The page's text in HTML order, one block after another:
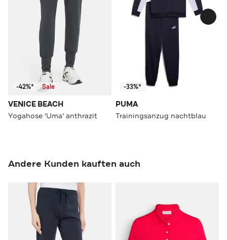
-42%* Sale
VENICE BEACH
Yogahose 'Uma' anthrazit
-33%*
PUMA
Trainingsanzug nachtblau
Andere Kunden kauften auch